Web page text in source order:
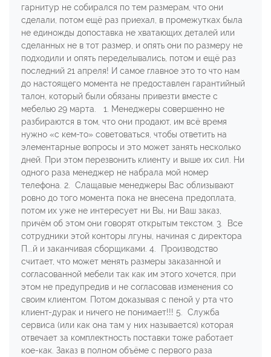
гарнитур не собирался по тем размерам, что они
сделали, потом ещё раз приехал, в промежутках была
не единожды допоставка не хватающих деталей или
сделанных не в тот размер, и опять они по размеру не
подходили и опять переделывались, потом и ещё раз
последний 21 апреля! И самое главное это то что нам
до настоящего момента не предоставлен гарантийный
талон, который были обязаны привезти вместе с
мебелью 29 марта. 1. Менеджеры совершенно не
разбираются в том, что они продают, им всё время
нужно «с кем-то» советоваться, чтобы ответить на
элементарные вопросы и это может занять несколько
дней. При этом перезвонить клиенту и выше их сил. Ни
одного раза менеджер не набрала мой номер
телефона. 2. Слащавые менеджеры Вас облизывают
ровно до того момента пока не внесена предоплата,
потом их уже не интересует ни Вы, ни Ваш заказ,
причём об этом они говорят открытым текстом. 3. Все
сотрудники этой конторы лгуны, начиная с директора
П...й и заканчивая сборщиками. 4. Производство
считает, что может менять размеры заказанной и
согласованной мебели так как им этого хочется, при
этом не предупредив и не согласовав изменения со
своим клиентом. Потом доказывая с пеной у рта что
клиент-дурак и ничего не понимает!!! 5. Служба
сервиса (или как она там у них называется) которая
отвечает за комплектность поставки тоже работает
кое-как. Заказ в полном объёме с первого раза